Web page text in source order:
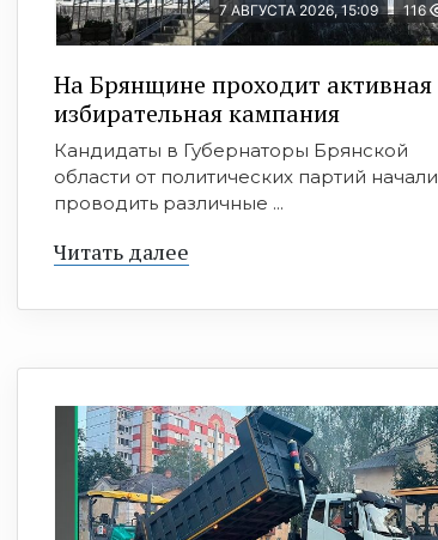
7 АВГУСТА 2026, 15:09 116
На Брянщине проходит активная
избирательная кампания
Кандидаты в Губернаторы Брянской
области от политических партий начали
проводить различные ...
Читать далее